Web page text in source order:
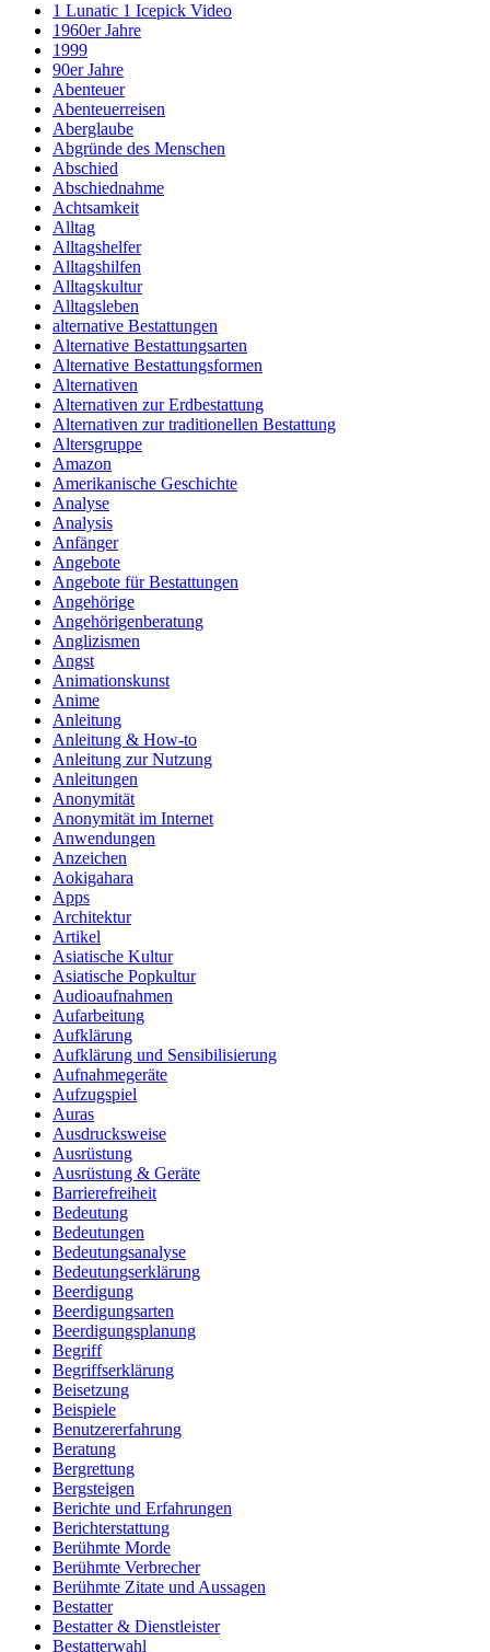
1 Lunatic 1 Icepick Video
1960er Jahre
1999
90er Jahre
Abenteuer
Abenteuerreisen
Aberglaube
Abgründe des Menschen
Abschied
Abschiednahme
Achtsamkeit
Alltag
Alltagshelfer
Alltagshilfen
Alltagskultur
Alltagsleben
alternative Bestattungen
Alternative Bestattungsarten
Alternative Bestattungsformen
Alternativen
Alternativen zur Erdbestattung
Alternativen zur traditionellen Bestattung
Altersgruppe
Amazon
Amerikanische Geschichte
Analyse
Analysis
Anfänger
Angebote
Angebote für Bestattungen
Angehörige
Angehörigenberatung
Anglizismen
Angst
Animationskunst
Anime
Anleitung
Anleitung & How‑to
Anleitung zur Nutzung
Anleitungen
Anonymität
Anonymität im Internet
Anwendungen
Anzeichen
Aokigahara
Apps
Architektur
Artikel
Asiatische Kultur
Asiatische Popkultur
Audioaufnahmen
Aufarbeitung
Aufklärung
Aufklärung und Sensibilisierung
Aufnahmegeräte
Aufzugspiel
Auras
Ausdrucksweise
Ausrüstung
Ausrüstung & Geräte
Barrierefreiheit
Bedeutung
Bedeutungen
Bedeutungsanalyse
Bedeutungserklärung
Beerdigung
Beerdigungsarten
Beerdigungsplanung
Begriff
Begriffserklärung
Beisetzung
Beispiele
Benutzererfahrung
Beratung
Bergrettung
Bergsteigen
Berichte und Erfahrungen
Berichterstattung
Berühmte Morde
Berühmte Verbrecher
Berühmte Zitate und Aussagen
Bestatter
Bestatter & Dienstleister
Bestatterwahl